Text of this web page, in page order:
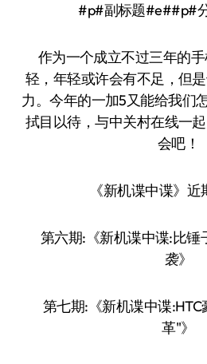
#p#副标题#e##p#
作为一个成立不过三年的
轻，年轻或许会有不足，但
力。今年的一加5又能给我们
拭目以待，与中关村在线一
会吧！
《新机谍中谍》
第六期:《新机谍中谍:比锤
袭》
第七期:《新机谍中谍:HTC
革"》